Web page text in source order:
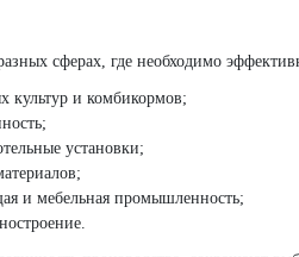
сферах, где необходимо
культур и комбикормов;
установки;
и мебельная промышленность;